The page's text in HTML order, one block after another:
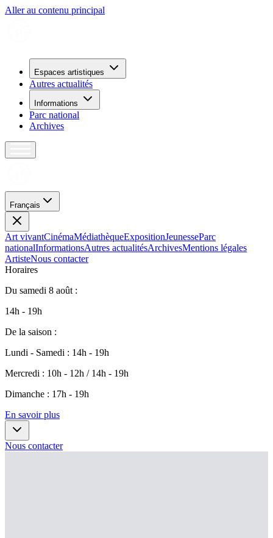
Aller au contenu principal
Espaces artistiques
Autres actualités
Informations
Parc national
Archives
Français
Art vivantCinémaMédiathèqueExpositionJeunesseParc
nationalInformationsAutres actualitésArchivesMentions légales
ArtisteNous contacter
Horaires
Du samedi 8 août :
14h - 19h
De la saison :
Lundi - Samedi : 14h - 19h
Mercredi : 10h - 12h / 14h - 19h
Dimanche : 17h - 19h
En savoir plus
Nous contacter